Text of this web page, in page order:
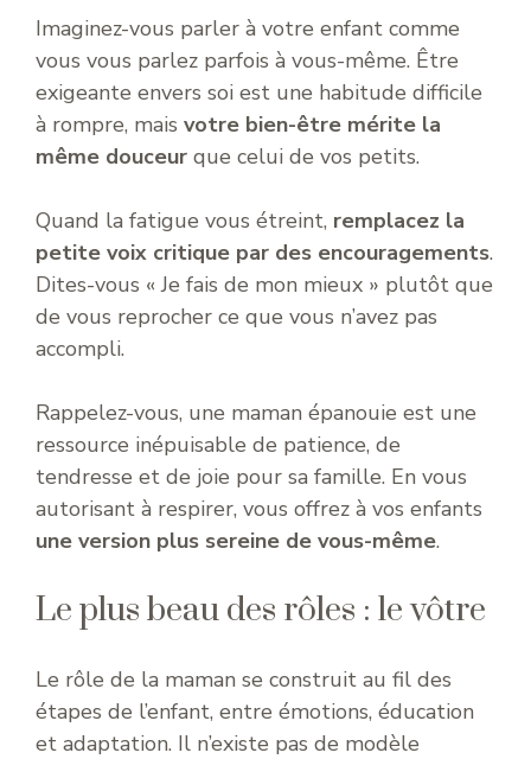
Imaginez-vous parler à votre enfant comme
vous vous parlez parfois à vous-même. Être
exigeante envers soi est une habitude difficile
à rompre, mais votre bien-être mérite la
même douceur que celui de vos petits.
Quand la fatigue vous étreint, remplacez la
petite voix critique par des encouragements.
Dites-vous « Je fais de mon mieux » plutôt que
de vous reprocher ce que vous n’avez pas
accompli.
Rappelez-vous, une maman épanouie est une
ressource inépuisable de patience, de
tendresse et de joie pour sa famille. En vous
autorisant à respirer, vous offrez à vos enfants
une version plus sereine de vous-même.
Le plus beau des rôles : le vôtre
Le rôle de la maman se construit au fil des
étapes de l’enfant, entre émotions, éducation
et adaptation. Il n’existe pas de modèle